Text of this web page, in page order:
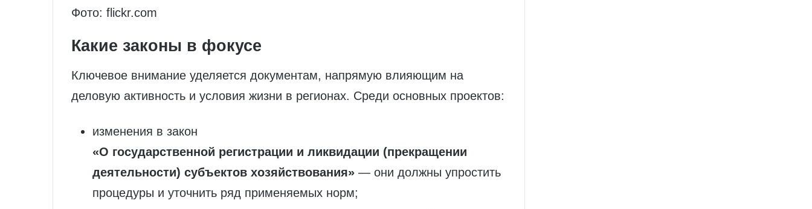
Фото: flickr.com
Какие законы в фокусе
Ключевое внимание уделяется документам, напрямую влияющим на
деловую активность и условия жизни в регионах. Среди основных проектов:
изменения в закон
«О государственной регистрации и ликвидации (прекращении
деятельности) субъектов хозяйствования» — они должны упростить
процедуры и уточнить ряд применяемых норм;